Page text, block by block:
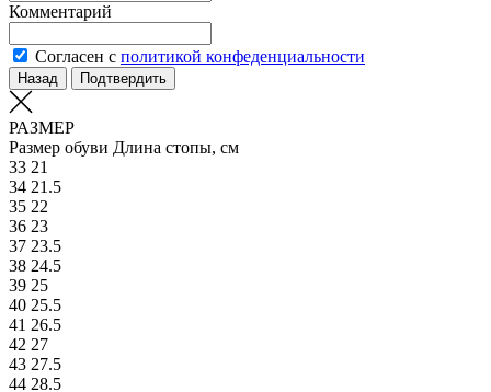
Комментарий
Согласен с политикой конфеденциальности
Назад Подтвердить
РАЗМЕР
Размер обуви Длина стопы, см
33 21
34 21.5
35 22
36 23
37 23.5
38 24.5
39 25
40 25.5
41 26.5
42 27
43 27.5
44 28.5